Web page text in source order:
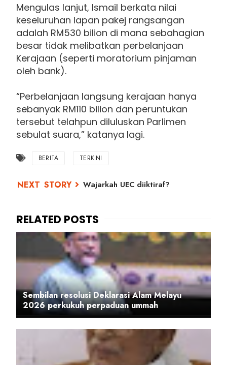
Mengulas lanjut, Ismail berkata nilai
keseluruhan lapan pakej rangsangan
adalah RM530 bilion di mana sebahagian
besar tidak melibatkan perbelanjaan
Kerajaan (seperti moratorium pinjaman
oleh bank).
“Perbelanjaan langsung kerajaan hanya
sebanyak RM110 bilion dan peruntukan
tersebut telahpun diluluskan Parlimen
sebulat suara,” katanya lagi.
BERITA TERKINI
Wajarkah UEC diiktiraf?
Sembilan resolusi Deklarasi Alam Melayu
2026 perkukuh perpaduan ummah